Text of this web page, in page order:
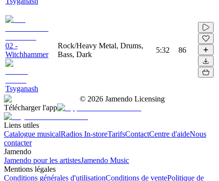
02 -
Witchhammer
Tsyganash
Rock/Heavy Metal, Drums,
Bass, Dark
5:32 86
© 2026 Jamendo Licensing
Télécharger l'app
Liens utiles
Catalogue musicalRadios In-storeTarifsContactCentre d'aideNous
contacter
Jamendo
Jamendo pour les artistesJamendo Music
Mentions légales
Conditions générales d'utilisationConditions de ventePolitique de